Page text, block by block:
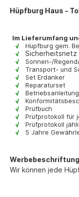
Hüpfburg Haus -
Im Lieferumfang
√
Hüpfburg gem.
√
Sicherheitsnetz
√
Sonnen-/
√
Transport- und
√
Set Erdanker
√
Reparaturset
√
Betriebsanleitung
√
√
Prüfbuch
√
Prüfprotokoll für
√
Prüfprotokoll
√
5 Jahre
Wir können jede